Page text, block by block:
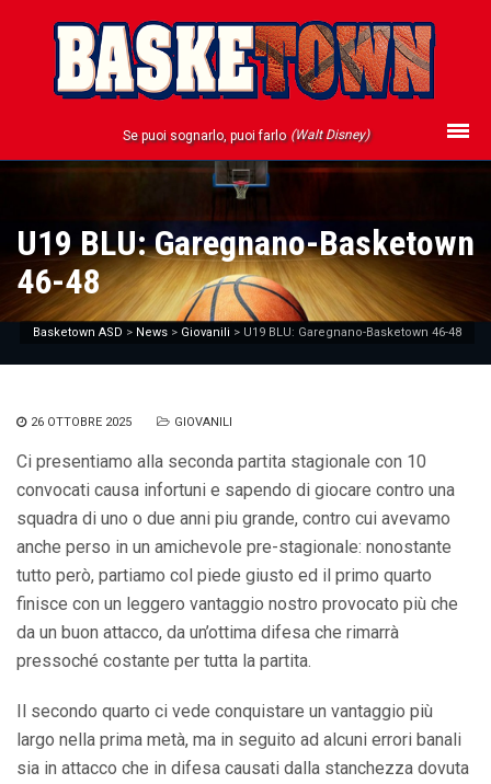
Se puoi sognarlo, puoi farlo (Walt Disney)
U19 BLU: Garegnano-Basketown
46-48
Basketown ASD > News > Giovanili > U19 BLU: Garegnano-Basketown 46-48
26 OTTOBRE 2025 GIOVANILI
Ci presentiamo alla seconda partita stagionale con 10
convocati causa infortuni e sapendo di giocare contro una
squadra di uno o due anni piu grande, contro cui avevamo
anche perso in un amichevole pre-stagionale: nonostante
tutto però, partiamo col piede giusto ed il primo quarto
finisce con un leggero vantaggio nostro provocato più che
da un buon attacco, da un’ottima difesa che rimarrà
pressoché costante per tutta la partita.
Il secondo quarto ci vede conquistare un vantaggio più
largo nella prima metà, ma in seguito ad alcuni errori banali
sia in attacco che in difesa causati dalla stanchezza dovuta